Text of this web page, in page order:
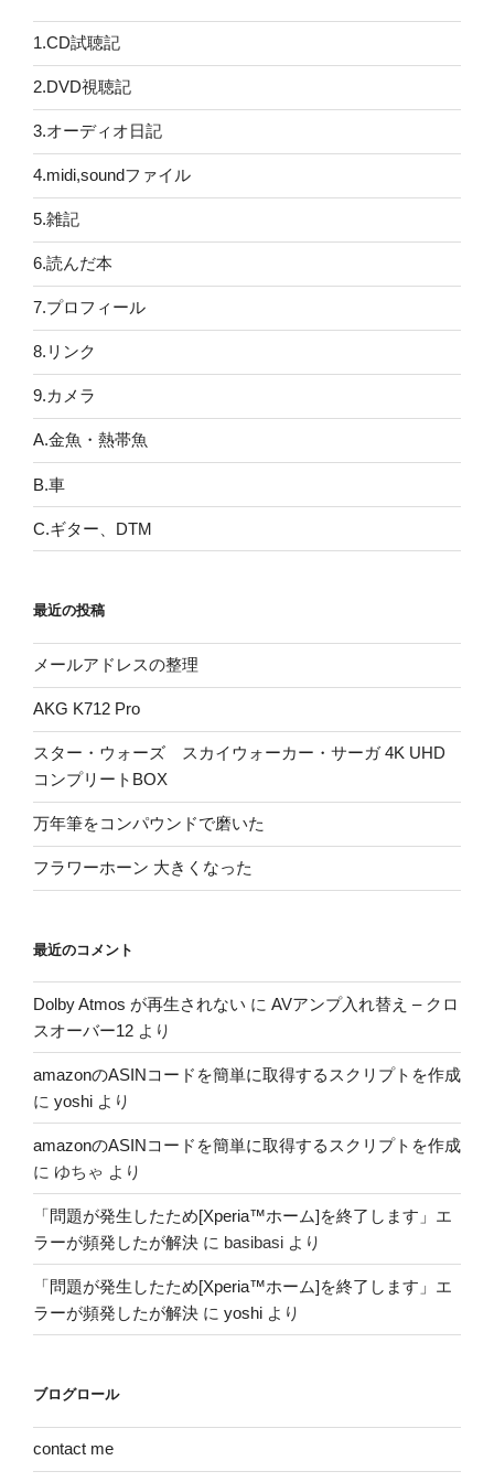
1.CD試聴記
2.DVD視聴記
3.オーディオ日記
4.midi,soundファイル
5.雑記
6.読んだ本
7.プロフィール
8.リンク
9.カメラ
A.金魚・熱帯魚
B.車
C.ギター、DTM
最近の投稿
メールアドレスの整理
AKG K712 Pro
スター・ウォーズ スカイウォーカー・サーガ 4K UHD
コンプリートBOX
万年筆をコンパウンドで磨いた
フラワーホーン 大きくなった
最近のコメント
Dolby Atmos が再生されない に AVアンプ入れ替え – クロ
スオーバー12 より
amazonのASINコードを簡単に取得するスクリプトを作成
に yoshi より
amazonのASINコードを簡単に取得するスクリプトを作成
に ゆちゃ より
「問題が発生したため[Xperia™ホーム]を終了します」エ
ラーが頻発したが解決 に basibasi より
「問題が発生したため[Xperia™ホーム]を終了します」エ
ラーが頻発したが解決 に yoshi より
ブログロール
contact me